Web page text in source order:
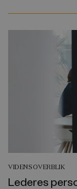
VIDENSOVERBLIK
Lederes